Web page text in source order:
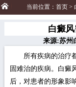
当前位置： 首页>
白癜
来源:苏州
所有疾病的治疗都
固难治的疾病。白癜
后，对患者的形象影